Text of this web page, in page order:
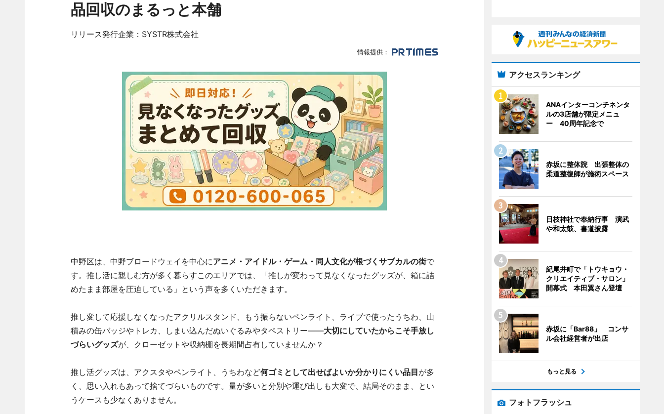
品回収のまるっと本舗
リリース発行企業：SYSTR株式会社
情報提供：
中野区は、中野ブロードウェイを中心にアニメ・アイドル・ゲーム・同人文化が根づくサブカルの街で
す。推し活に親しむ方が多く暮らすこのエリアでは、「推しが変わって見なくなったグッズが、箱に詰
めたまま部屋を圧迫している」という声を多くいただきます。
推し変して応援しなくなったアクリルスタンド、もう振らないペンライト、ライブで使ったうちわ、山
積みの缶バッジやトレカ、しまい込んだぬいぐるみやタペストリー――大切にしていたからこそ手放し
づらいグッズが、クローゼットや収納棚を長期間占有していませんか？
推し活グッズは、アクスタやペンライト、うちわなど何ゴミとして出せばよいか分かりにくい品目が多
く、思い入れもあって捨てづらいものです。量が多いと分別や運び出しも大変で、結局そのまま、とい
うケースも少なくありません。
アクセスランキング
ANAインターコンチネンタ
ルの3店舗が限定メニュ
ー 40周年記念で
赤坂に整体院 出張整体の
柔道整復師が施術スペース
日枝神社で奉納行事 演武
や和太鼓、書道披露
紀尾井町で「トウキョウ・
クリエイティブ・サロン」
開幕式 本田翼さん登壇
赤坂に「Bar88」 コンサ
ル会社経営者が出店
もっと見る
フォトフラッシュ